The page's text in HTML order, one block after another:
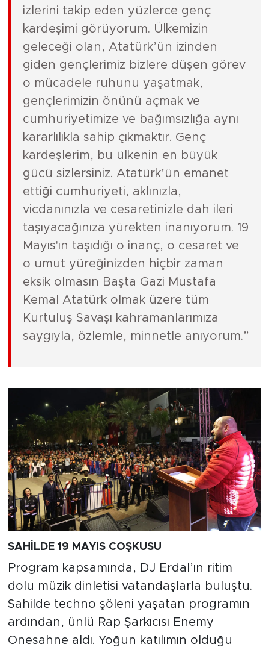
izlerini takip eden yüzlerce genç
kardeşimi görüyorum. Ülkemizin
geleceği olan, Atatürk’ün izinden
giden gençlerimiz bizlere düşen görev
o mücadele ruhunu yaşatmak,
gençlerimizin önünü açmak ve
cumhuriyetimize ve bağımsızlığa aynı
kararlılıkla sahip çıkmaktır. Genç
kardeşlerim, bu ülkenin en büyük
gücü sizlersiniz. Atatürk’ün emanet
ettiği cumhuriyeti, aklınızla,
vicdanınızla ve cesaretinizle dah ileri
taşıyacağınıza yürekten inanıyorum. 19
Mayıs'ın taşıdığı o inanç, o cesaret ve
o umut yüreğinizden hiçbir zaman
eksik olmasın Başta Gazi Mustafa
Kemal Atatürk olmak üzere tüm
Kurtuluş Savaşı kahramanlarımıza
saygıyla, özlemle, minnetle anıyorum.”
SAHİLDE 19 MAYIS COŞKUSU
Program kapsamında, DJ Erdal’ın ritim
dolu müzik dinletisi vatandaşlarla buluştu.
Sahilde techno şöleni yaşatan programın
ardından, ünlü Rap Şarkıcısı Enemy
Onesahne aldı. Yoğun katılımın olduğu